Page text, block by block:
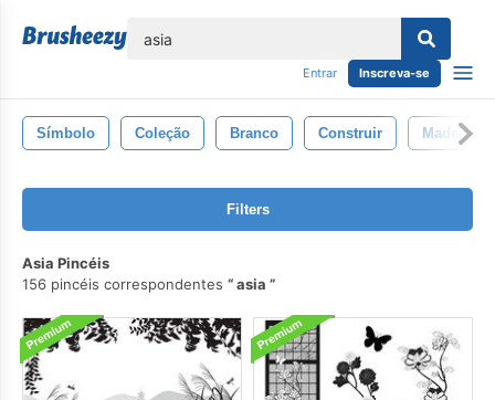
Entrar Inscreva-se
Símbolo Coleção Branco Construir Madeira
Filters
Asia Pincéis
156 pincéis correspondentes
asia